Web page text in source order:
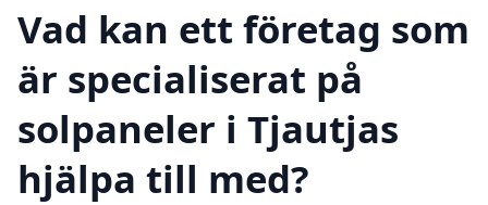
Vad kan ett företag som
är specialiserat på
solpaneler i Tjautjas
hjälpa till med?